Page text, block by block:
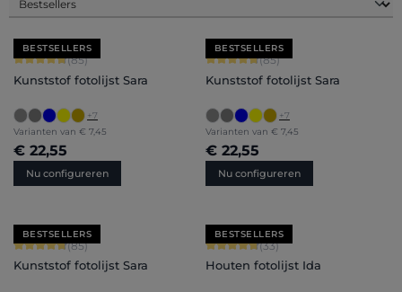
BESTSELLERS
Gemiddelde waardering van 4.71 van 5 sterren
(85)
Kunststof fotolijst Sara
+7
Varianten van € 7,45
€ 22,55
Nu configureren
BESTSELLERS
Gemiddelde waardering van 4.71
(85)
Kunststof fotolijst Sara
+7
Varianten van € 7,45
€ 22,55
Nu configureren
BESTSELLERS
Gemiddelde waardering van 4.71 van 5 sterren
(85)
Kunststof fotolijst Sara
BESTSELLERS
Gemiddelde waardering van 4.79
(33)
Houten fotolijst Ida